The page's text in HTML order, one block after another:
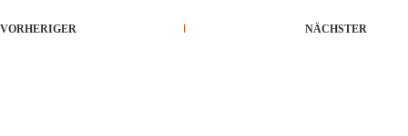
VORHERIGER NÄCHSTER